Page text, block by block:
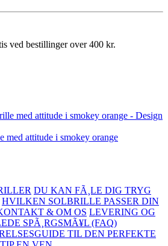
ved bestillinger over 400 kr.
med attitude i smokey orange
DU KAN FÃ¸LE DIG TRYG
HVILKEN SOLBRILLE PASSER DIN
& OM OS LEVERING OG
SPÃ¸RGSMÃ¥L (FAQ)
TIL DEN PERFEKTE